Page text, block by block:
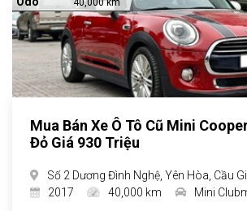
40,000 km
Mua Bán Xe Ô Tô Cũ Mini
Đỏ Giá 930 Triệu
Số 2 Dương Đình Nghệ, Yên Hòa, Cầu
2017
40,000 km Mini